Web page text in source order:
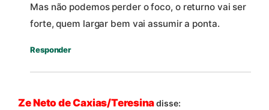
Mas não podemos perder o foco, o returno vai ser
forte, quem largar bem vai assumir a ponta.
Responder
Ze Neto de Caxias/Teresinadisse: